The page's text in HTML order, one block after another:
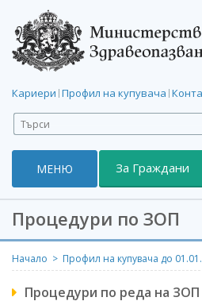
Кариери | Профил на купувача |
TOGGLE
NAVIGATION
МЕНЮ За Граждани
Процедури по ЗОП
Начало Профил на купувача до
Процедури по реда на ЗОП